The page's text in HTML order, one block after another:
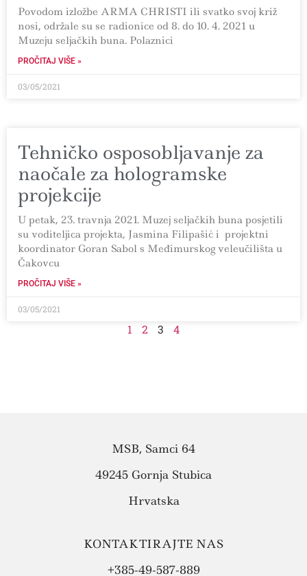
Povodom izložbe ARMA CHRISTI ili svatko svoj križ
nosi, održale su se radionice od 8. do 10. 4. 2021 u
Muzeju seljačkih buna. Polaznici
PROČITAJ VIŠE »
03/05/2021
Tehničko osposobljavanje za
naočale za hologramske
projekcije
U petak, 23. travnja 2021. Muzej seljačkih buna posjetili
su voditeljica projekta, Jasmina Filipašić i projektni
koordinator Goran Sabol s Međimurskog veleučilišta u
Čakovcu
PROČITAJ VIŠE »
03/05/2021
1 2 3 4
MSB, Samci 64
49245 Gornja Stubica
Hrvatska
KONTAKTIRAJTE NAS
+385-49-587-889